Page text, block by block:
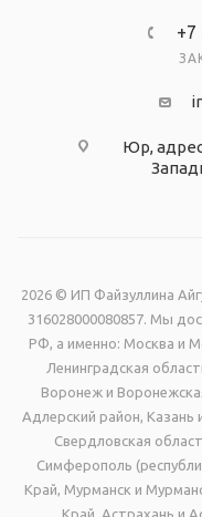
+7
Юр,
2026 © ИП Файзуллина
316028000080857. Мы
РФ, а именно: Москва и
Ленинградская
Воронеж и
Адлерский район, Казань
Свердловская
Симферополь
Край, Мурманск и
Край, Астрахань и